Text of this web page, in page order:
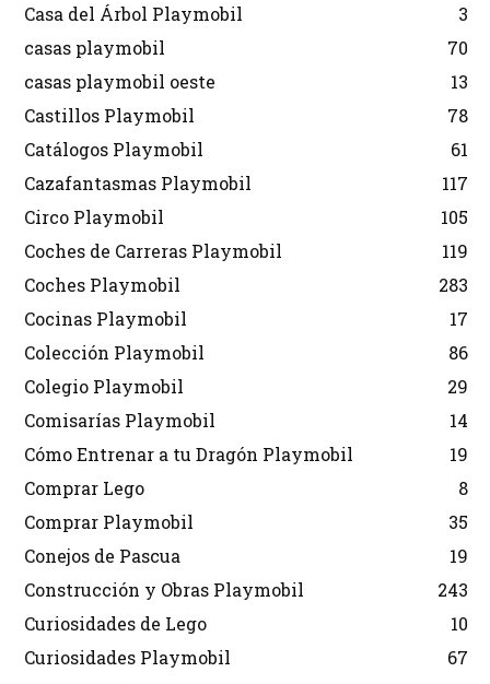
Casa del Árbol Playmobil
3
casas playmobil
70
casas playmobil oeste
13
Castillos Playmobil
78
Catálogos Playmobil
61
Cazafantasmas Playmobil
117
Circo Playmobil
105
Coches de Carreras Playmobil
119
Coches Playmobil
283
Cocinas Playmobil
17
Colección Playmobil
86
Colegio Playmobil
29
Comisarías Playmobil
14
Cómo Entrenar a tu Dragón Playmobil
19
Comprar Lego
8
Comprar Playmobil
35
Conejos de Pascua
19
Construcción y Obras Playmobil
243
Curiosidades de Lego
10
Curiosidades Playmobil
67